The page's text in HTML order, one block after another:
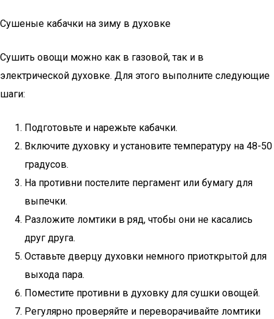
Сушеные кабачки на зиму в духовке
Сушить овощи можно как в газовой, так и в
электрической духовке. Для этого выполните следующие
шаги:
Подготовьте и нарежьте кабачки.
Включите духовку и установите температуру на 48-50
градусов.
На противни постелите пергамент или бумагу для
выпечки.
Разложите ломтики в ряд, чтобы они не касались
друг друга.
Оставьте дверцу духовки немного приоткрытой для
выхода пара.
Поместите противни в духовку для сушки овощей.
Регулярно проверяйте и переворачивайте ломтики